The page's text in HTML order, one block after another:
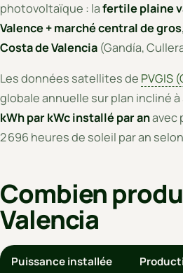
photovoltaïque : lafertile plaine
Valence + marché central de gros
Costa de Valencia (Gandía,
Les données satellites de PVGIS
globale annuelle sur plan incliné à
kWh par kWc installé par anavec
2 696 heures de soleil par an
Combien
Valencia
Puissance installée